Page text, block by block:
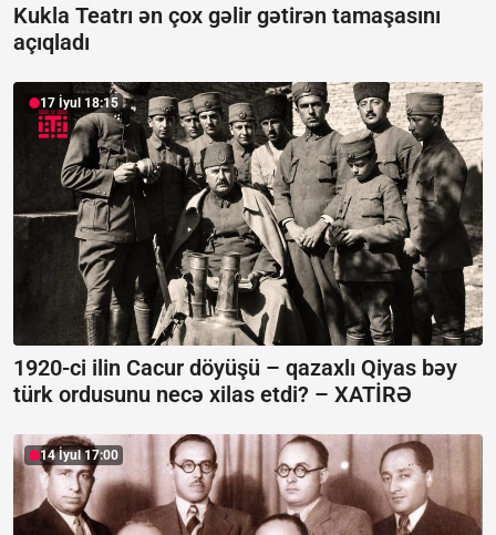
Kukla Teatrı ən çox gəlir gətirən tamaşasını
açıqladı
17 İyul 18:15
1920-ci ilin Cacur döyüşü – qazaxlı Qiyas bəy
türk ordusunu necə xilas etdi? – XATİRƏ
14 İyul 17:00